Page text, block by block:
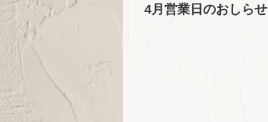
4月営業日のおしらせ